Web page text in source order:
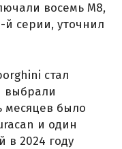
восемь M8,
й серии, уточнил
стал
выбрали
месяцев было
и один
в 2024 году